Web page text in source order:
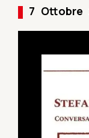
7 Ottobre